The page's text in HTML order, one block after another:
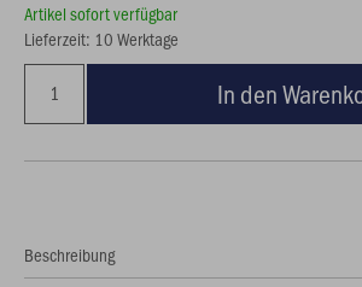
Artikel sofort verfügbar
Lieferzeit: 10 Werktage
In den
Beschreibung